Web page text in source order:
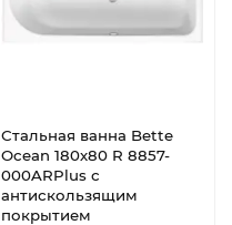
Стальная ванна Bette
Ocean 180х80 R 8857-
000ARPlus с
антискользящим
покрытием